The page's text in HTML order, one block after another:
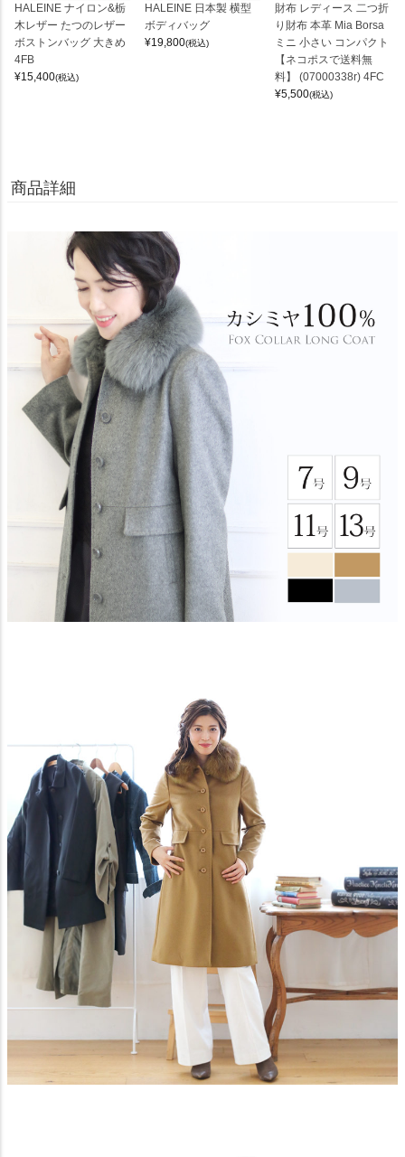
HALEINE ナイロン&栃
木レザー たつのレザー
ボストンバッグ 大きめ
4FB
¥15,400(税込)
HALEINE 日本製 横型
ボディバッグ
¥19,800(税込)
財布 レディース 二つ折
り財布 本革 Mia Borsa
ミニ 小さい コンパクト
【ネコポスで送料無
料】 (07000338r) 4FC
¥5,500(税込)
商品詳細